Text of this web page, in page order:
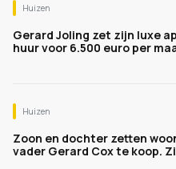
Huizen
Gerard Joling zet zijn luxe
huur voor 6.500 euro per
Huizen
Zoon en dochter zetten
vader Gerard Cox te koop.